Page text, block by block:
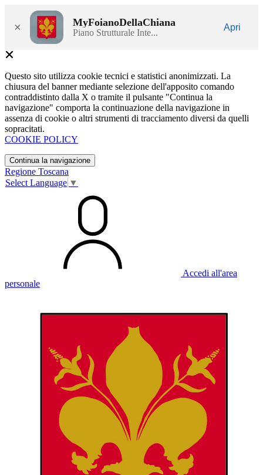
× MyFoianoDellaChiana
Piano Strutturale Inte...
Apri
Questo sito utilizza cookie tecnici e statistici anonimizzati. La
chiusura del banner mediante selezione dell'apposito comando
contraddistinto dalla X o tramite il pulsante "Continua la
navigazione" comporta la continuazione della navigazione in
assenza di cookie o altri strumenti di tracciamento diversi da quelli
sopracitati.
COOKIE POLICY
Continua la navigazione
Regione Toscana
Select Language ▼
Accedi all'area
personale